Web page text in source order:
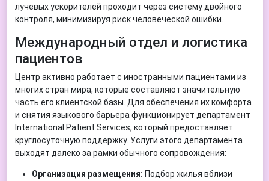
лучевых ускорителей проходит через систему двойного
контроля, минимизируя риск человеческой ошибки.
Международный отдел и логистика
пациентов
Центр активно работает с иностранными пациентами из
многих стран мира, которые составляют значительную
часть его клиентской базы. Для обеспечения их комфорта
и снятия языкового барьера функционирует департамент
International Patient Services, который предоставляет
круглосуточную поддержку. Услуги этого департамента
выходят далеко за рамки обычного сопровождения:
Организация размещения: Подбор жилья вблизи